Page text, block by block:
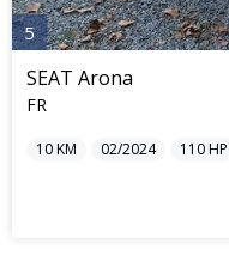
5
SEAT Arona
FR
10KM 02/2024 110HP